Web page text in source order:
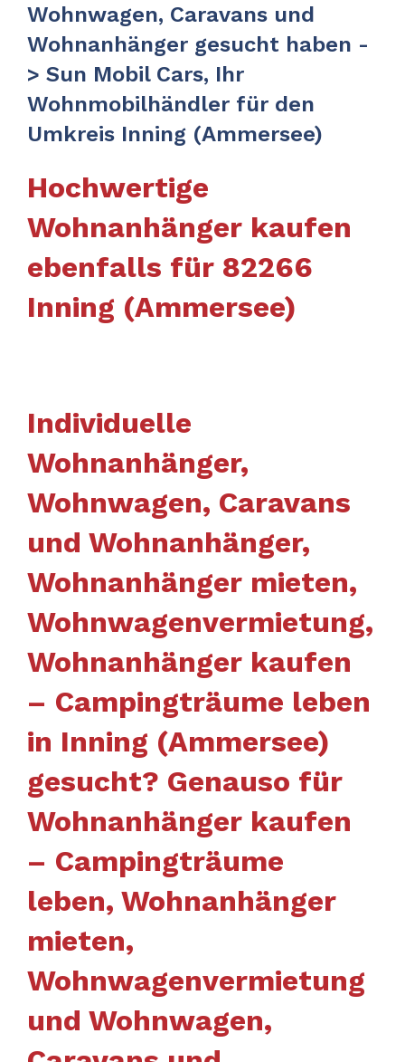
Wohnwagen, Caravans und
Wohnanhänger gesucht haben -
> Sun Mobil Cars, Ihr
Wohnmobilhändler für den
Umkreis Inning (Ammersee)
Hochwertige
Wohnanhänger kaufen
ebenfalls für 82266
Inning (Ammersee)
Individuelle
Wohnanhänger,
Wohnwagen, Caravans
und Wohnanhänger,
Wohnanhänger mieten,
Wohnwagenvermietung,
Wohnanhänger kaufen
– Campingträume leben
in Inning (Ammersee)
gesucht? Genauso für
Wohnanhänger kaufen
– Campingträume
leben, Wohnanhänger
mieten,
Wohnwagenvermietung
und Wohnwagen,